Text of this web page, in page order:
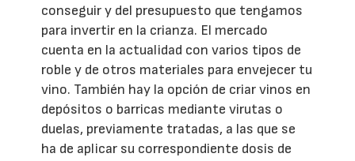
conseguir y del presupuesto que tengamos
para invertir en la crianza. El mercado
cuenta en la actualidad con varios tipos de
roble y de otros materiales para envejecer tu
vino. También hay la opción de criar vinos en
depósitos o barricas mediante virutas o
duelas, previamente tratadas, a las que se
ha de aplicar su correspondiente dosis de